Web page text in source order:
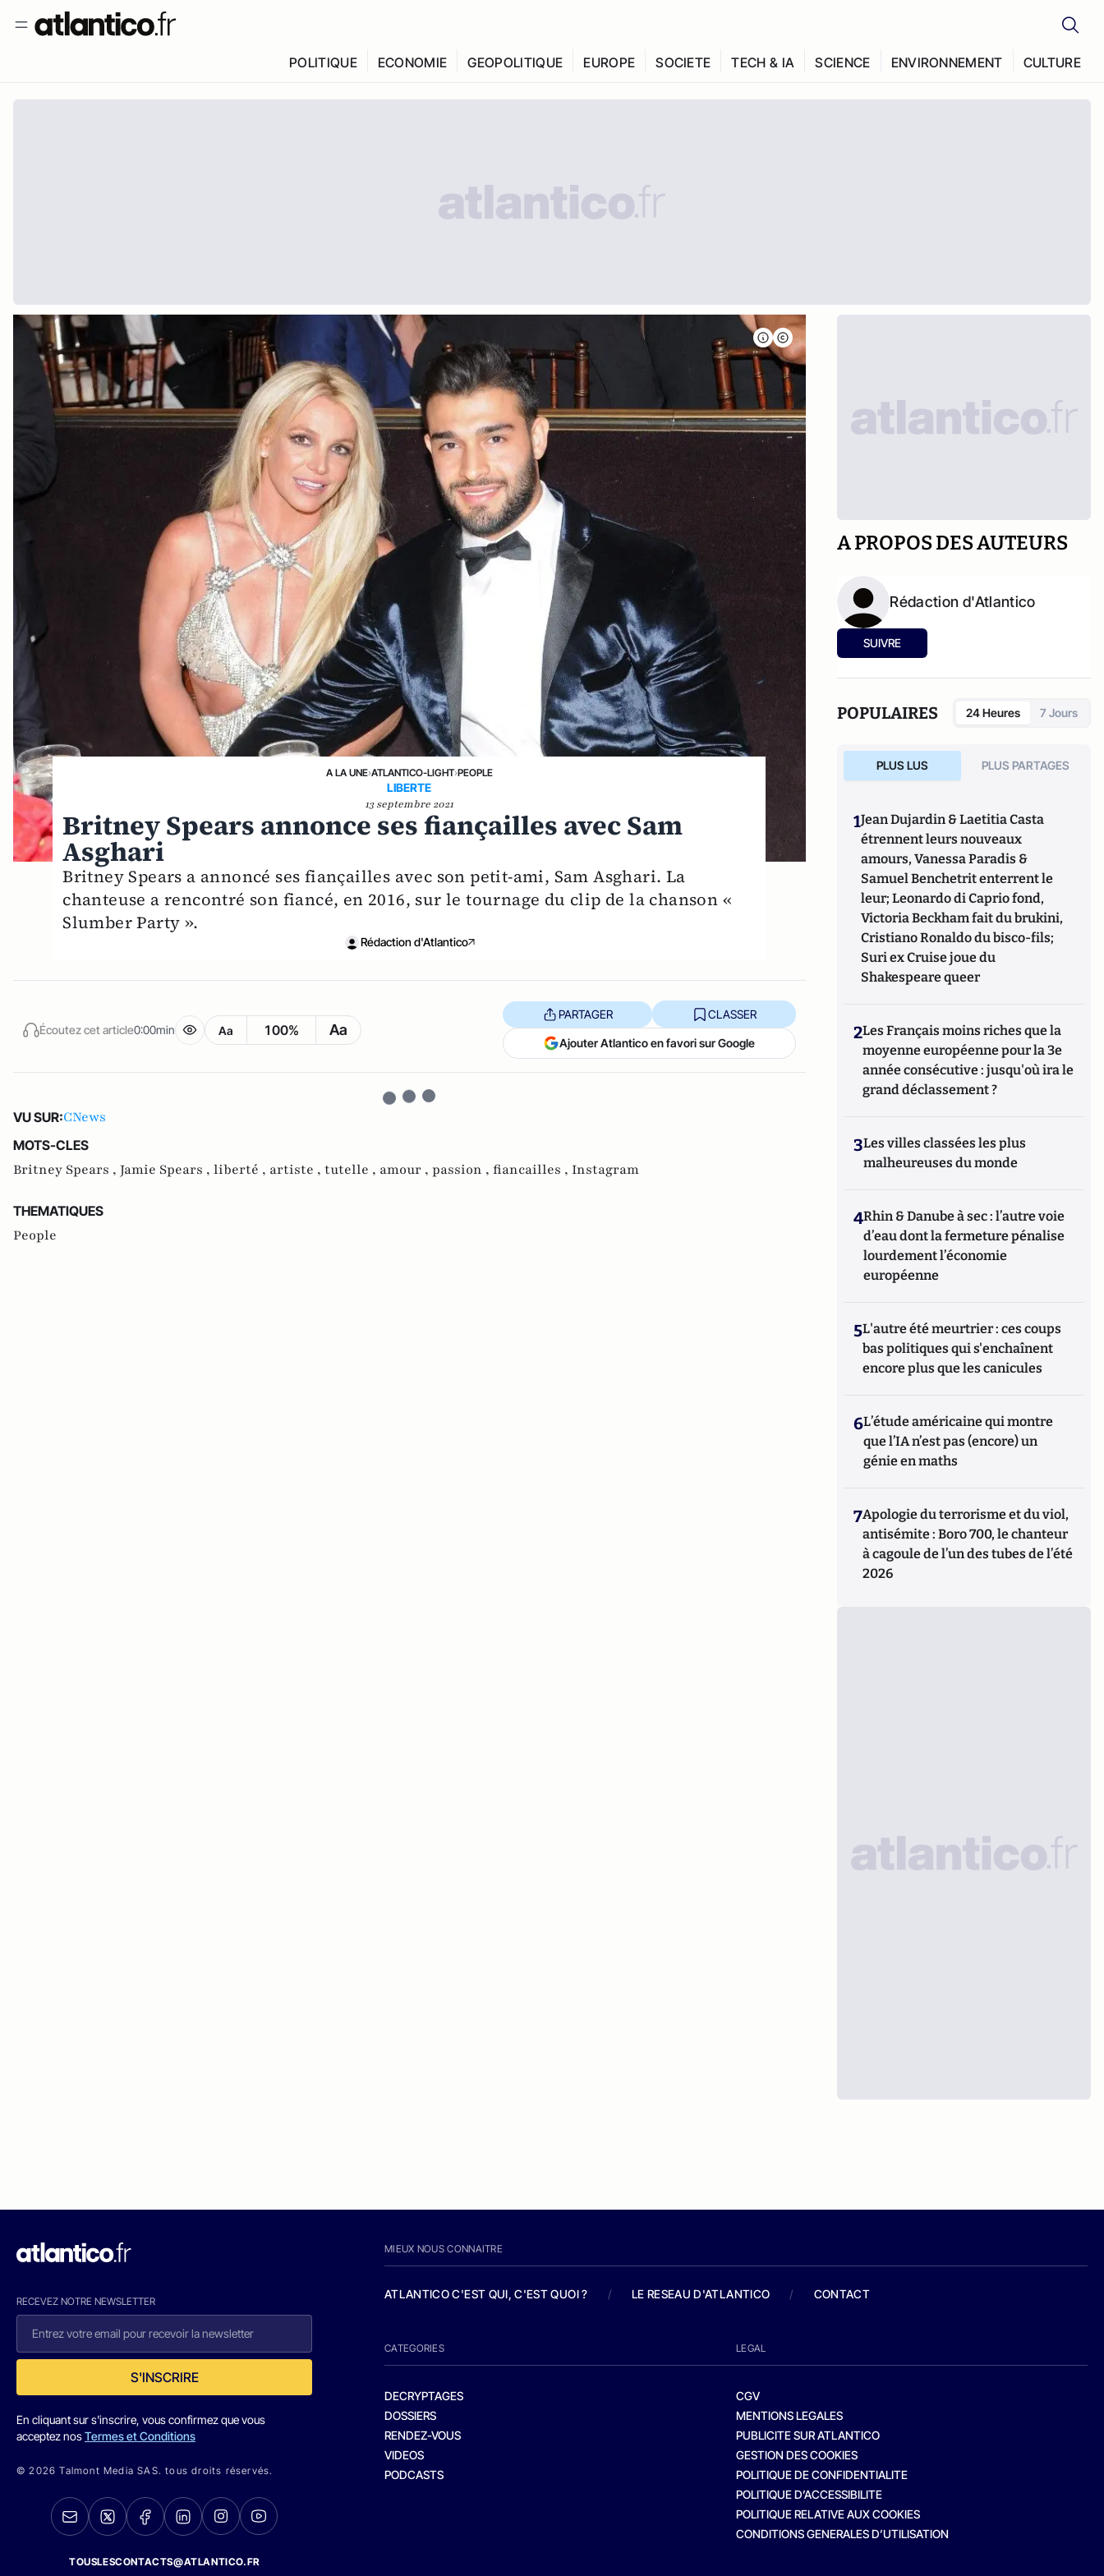
POLITIQUE ECONOMIE GEOPOLITIQUE EUROPE SOCIETE TECH & IA SCIENCE ENVIRONNEMENT CULTURE
A LA UNE›ATLANTICO-LIGHT›PEOPLE
LIBERTE
13 septembre 2021
Britney Spears annonce ses fiançailles avec Sam
Asghari
Britney Spears a annoncé ses fiançailles avec son petit-ami, Sam Asghari. La
chanteuse a rencontré son fiancé, en 2016, sur le tournage du clip de la chanson «
Slumber Party ».
Rédaction d'Atlantico
Écoutez cet article0:00min Aa 100% Aa
PARTAGER CLASSER
Ajouter Atlantico en favori sur Google
VU SUR:CNews
MOTS-CLES
Britney Spears , Jamie Spears , liberté , artiste , tutelle , amour , passion , fiancailles , Instagram
THEMATIQUES
People
A PROPOS DES AUTEURS
Rédaction d'Atlantico
SUIVRE
POPULAIRES 24 Heures 7 Jours
PLUS LUS PLUS PARTAGES
1Jean Dujardin & Laetitia Casta
étrennent leurs nouveaux
amours, Vanessa Paradis &
Samuel Benchetrit enterrent le
leur; Leonardo di Caprio fond,
Victoria Beckham fait du brukini,
Cristiano Ronaldo du bisco-fils;
Suri ex Cruise joue du
Shakespeare queer
2Les Français moins riches que la
moyenne européenne pour la 3e
année consécutive : jusqu'où ira le
grand déclassement ?
3Les villes classées les plus
malheureuses du monde
4Rhin & Danube à sec : l’autre voie
d’eau dont la fermeture pénalise
lourdement l’économie
européenne
5L'autre été meurtrier : ces coups
bas politiques qui s'enchaînent
encore plus que les canicules
6L’étude américaine qui montre
que l’IA n’est pas (encore) un
génie en maths
7Apologie du terrorisme et du viol,
antisémite : Boro 700, le chanteur
à cagoule de l’un des tubes de l’été
2026
RECEVEZ NOTRE NEWSLETTER
S'INSCRIRE
En cliquant sur s'inscrire, vous confirmez que vous
acceptez nosTermes et Conditions
© 2026 Talmont Media SAS. tous droits réservés.
TOUSLESCONTACTS@ATLANTICO.FR
MIEUX NOUS CONNAITRE
ATLANTICO C'EST QUI, C'EST QUOI ? / LE RESEAU D'ATLANTICO / CONTACT
CATEGORIES
DECRYPTAGES
DOSSIERS
RENDEZ-VOUS
VIDEOS
PODCASTS
LEGAL
CGV
MENTIONS LEGALES
PUBLICITE SUR ATLANTICO
GESTION DES COOKIES
POLITIQUE DE CONFIDENTIALITE
POLITIQUE D’ACCESSIBILITE
POLITIQUE RELATIVE AUX COOKIES
CONDITIONS GENERALES D’UTILISATION